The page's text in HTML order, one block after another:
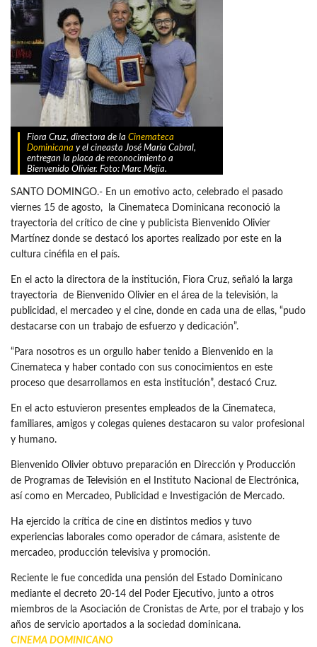
Fiora Cruz, directora de la Cinemateca
Dominicana y el cineasta José María Cabral,
entregan la placa de reconocimiento a
Bienvenido Olivier. Foto: Marc Mejía.
SANTO DOMINGO.- En un emotivo acto, celebrado el pasado
viernes 15 de agosto, la Cinemateca Dominicana reconoció la
trayectoria del crítico de cine y publicista Bienvenido Olivier
Martínez donde se destacó los aportes realizado por este en la
cultura cinéfila en el país.
En el acto la directora de la institución, Fiora Cruz, señaló la larga
trayectoria de Bienvenido Olivier en el área de la televisión, la
publicidad, el mercadeo y el cine, donde en cada una de ellas, “pudo
destacarse con un trabajo de esfuerzo y dedicación”.
“Para nosotros es un orgullo haber tenido a Bienvenido en la
Cinemateca y haber contado con sus conocimientos en este
proceso que desarrollamos en esta institución”, destacó Cruz.
En el acto estuvieron presentes empleados de la Cinemateca,
familiares, amigos y colegas quienes destacaron su valor profesional
y humano.
Bienvenido Olivier obtuvo preparación en Dirección y Producción
de Programas de Televisión en el Instituto Nacional de Electrónica,
así como en Mercadeo, Publicidad e Investigación de Mercado.
Ha ejercido la crítica de cine en distintos medios y tuvo
experiencias laborales como operador de cámara, asistente de
mercadeo, producción televisiva y promoción.
Reciente le fue concedida una pensión del Estado Dominicano
mediante el decreto 20-14 del Poder Ejecutivo, junto a otros
miembros de la Asociación de Cronistas de Arte, por el trabajo y los
años de servicio aportados a la sociedad dominicana.
CINEMA DOMINICANO